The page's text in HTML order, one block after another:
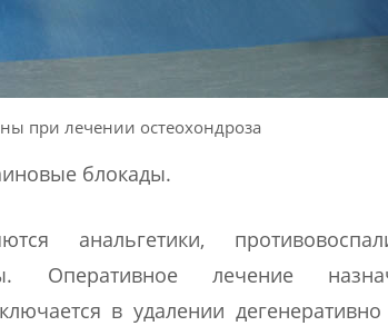
при лечении остеохондроза
блокады.
анальгетики,
Оперативное лечение
в удалении